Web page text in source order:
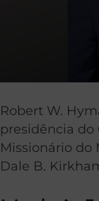
Robert W.
presidência do
Missionário do
Dale B.